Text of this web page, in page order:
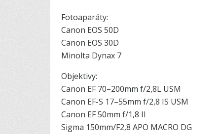
Fotoaparáty:
Canon EOS 50D
Canon EOS 30D
Minolta Dynax 7
Objektivy:
Canon EF 70–200mm f/2,8L USM
Canon EF-S 17–55mm f/2,8 IS USM
Canon EF 50mm f/1,8 II
Sigma 150mm/F2,8 APO MACRO DG